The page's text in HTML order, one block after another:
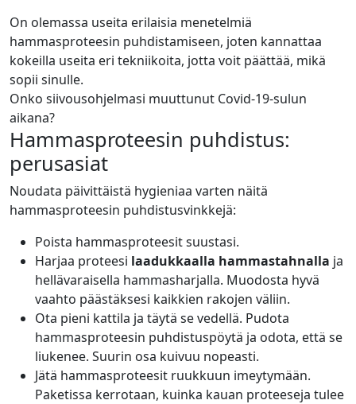
On olemassa useita erilaisia menetelmiä
hammasproteesin puhdistamiseen, joten kannattaa
kokeilla useita eri tekniikoita, jotta voit päättää, mikä
sopii sinulle.
Onko siivousohjelmasi muuttunut Covid-19-sulun
aikana?
Hammasproteesin puhdistus:
perusasiat
Noudata päivittäistä hygieniaa varten näitä
hammasproteesin puhdistusvinkkejä:
Poista hammasproteesit suustasi.
Harjaa proteesi laadukkaalla hammastahnalla ja
hellävaraisella hammasharjalla. Muodosta hyvä
vaahto päästäksesi kaikkien rakojen väliin.
Ota pieni kattila ja täytä se vedellä. Pudota
hammasproteesin puhdistuspöytä ja odota, että se
liukenee. Suurin osa kuivuu nopeasti.
Jätä hammasproteesit ruukkuun imeytymään.
Paketissa kerrotaan, kuinka kauan proteeseja tulee